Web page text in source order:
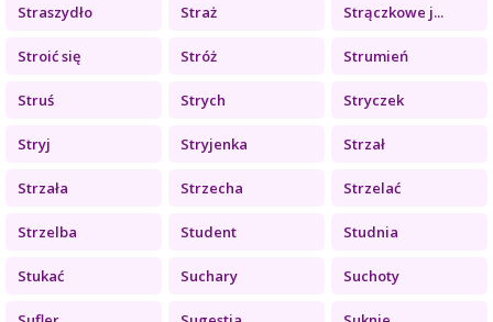
Straszydło Straż Strączkowe j...
Stroić się Stróż Strumień
Struś Strych Stryczek
Stryj Stryjenka Strzał
Strzała Strzecha Strzelać
Strzelba Student Studnia
Stukać Suchary Suchoty